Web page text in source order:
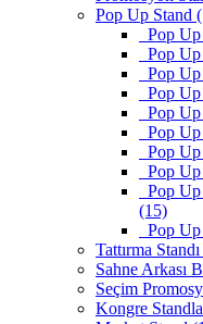
Pop Up Stand
Pop
Pop
Pop
Pop
Pop
Pop
Pop
Pop
Pop
(15)
Pop
Tattırma
Sahne Arkası
Seçim
Kongre